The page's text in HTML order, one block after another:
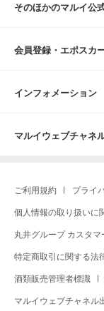
そのほかのマルイ公
会員登録・エポスカ
インフォメーション
マルイウェブチャネ
ご利用規約 プライ
個人情報の取り扱いに
丸井グループ カスタ
特定商取引に関する法
酒類販売管理者標識
マルイウェブチャネル